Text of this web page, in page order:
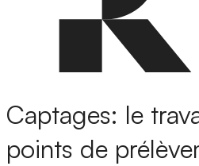
Captages: le
points de